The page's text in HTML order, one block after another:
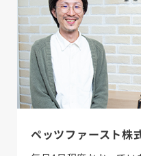
ペッツファースト株